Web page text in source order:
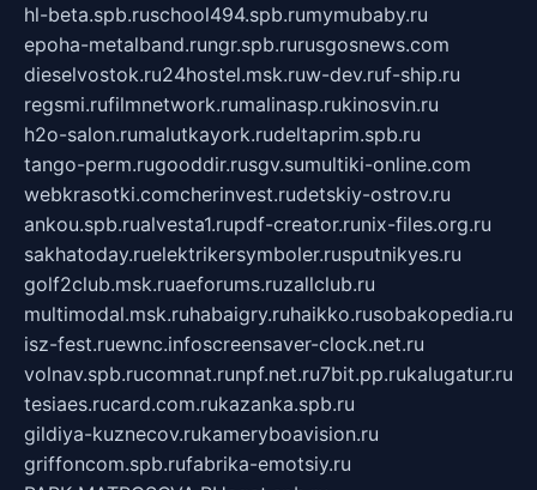
hl-beta.spb.ruschool494.spb.rumymubaby.ru
epoha-metalband.rungr.spb.rurusgosnews.com
dieselvostok.ru24hostel.msk.ruw-dev.ruf-ship.ru
regsmi.rufilmnetwork.rumalinasp.rukinosvin.ru
h2o-salon.rumalutkayork.rudeltaprim.spb.ru
tango-perm.rugooddir.rusgv.sumultiki-online.com
webkrasotki.comcherinvest.rudetskiy-ostrov.ru
ankou.spb.rualvesta1.rupdf-creator.runix-files.org.ru
sakhatoday.ruelektrikersymboler.rusputnikyes.ru
golf2club.msk.ruaeforums.ruzallclub.ru
multimodal.msk.ruhabaigry.ruhaikko.rusobakopedia.ru
isz-fest.ruewnc.infoscreensaver-clock.net.ru
volnav.spb.rucomnat.runpf.net.ru7bit.pp.rukalugatur.ru
tesiaes.rucard.com.rukazanka.spb.ru
gildiya-kuznecov.rukameryboavision.ru
griffoncom.spb.rufabrika-emotsiy.ru